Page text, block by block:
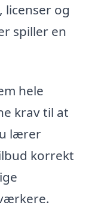
og
spiller en
hele
krav til at
lærer
korrekt